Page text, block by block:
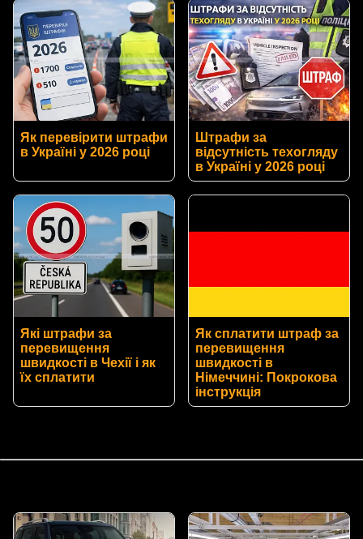
Як перевірити штрафи
в Україні у 2026 році
Штрафи за
відсутність техогляду
в Україні у 2026 році
Які штрафи за
перевищення
швидкості в Чехії і як
їх сплатити
Як сплатити штраф за
перевищення
швидкості в
Німеччині: Покрокова
інструкція